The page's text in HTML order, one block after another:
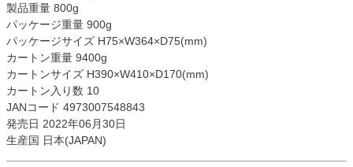
製品重量 800g
パッケージ重量 900g
パッケージサイズ H75×W364×D75(mm)
カートン重量 9400g
カートンサイズ H390×W410×D170(mm)
カートン入り数 10
JANコード 4973007548843
発売日 2022年06月30日
生産国 日本(JAPAN)